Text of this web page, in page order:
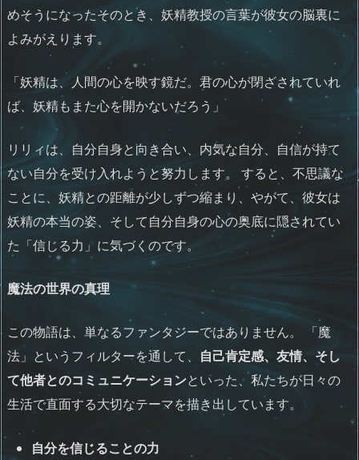
めそうになったそのとき、妖精教授の言葉が彼女の脳裏に
よみがえります。
「妖精は、人間の心を映す鏡だ。君の心が閉ざされていれ
ば、妖精もまた心を開かないだろう」
リリィは、自分自身と向き合い、内気な自分、自信が持て
ない自分を受け入れようと努力します。 すると、不思議な
ことに、妖精との距離が少しずつ縮まり、やがて、彼女は
妖精の本当の姿、そして自分自身の心の奥底に隠されてい
た「信じる力」に気づくのです。
魔法の世界の真理
この物語は、単なるファンタジーではありません。 「魔
法」というフィルターを通して、 自己肯定感、友情、そし
て他者とのコミュニケーションといった、私たちが日々の
生活で直面する大切なテーマを描き出しています。
自分を信じることの力